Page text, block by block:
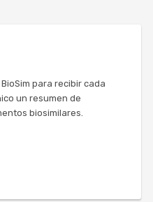
para recibir cada
un resumen de
biosimilares.